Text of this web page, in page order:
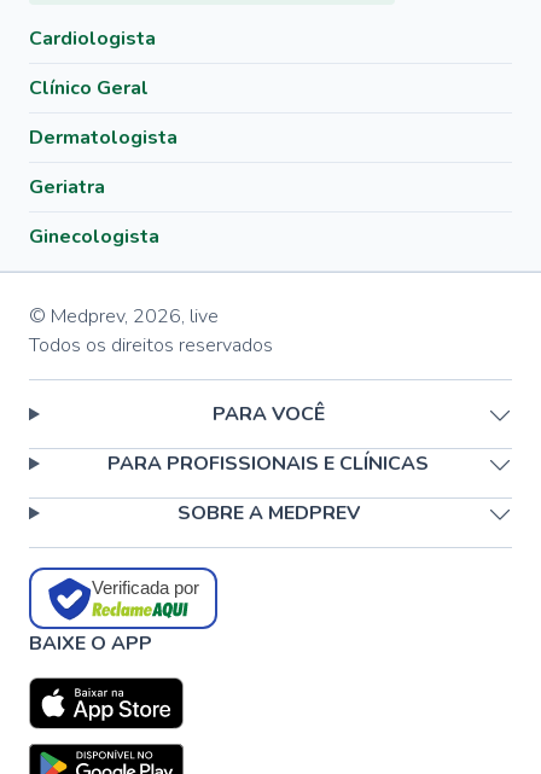
Cardiologista
Clínico Geral
Dermatologista
Geriatra
Ginecologista
© Medprev, 2026, live
Todos os direitos reservados
PARA VOCÊ
PARA PROFISSIONAIS E CLÍNICAS
SOBRE A MEDPREV
Verificada por
BAIXE O APP